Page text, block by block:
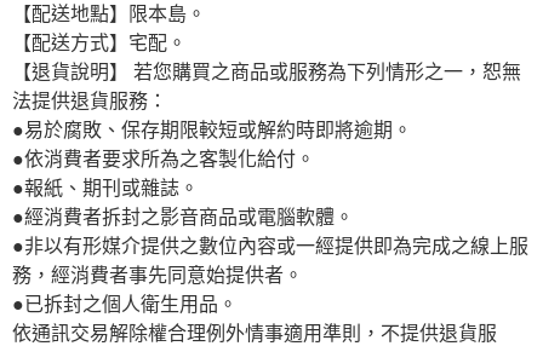
【配送地點】限本島。
【配送方式】宅配。
【退貨說明】 若您購買之商品或服務為下列情形之一，恕無
法提供退貨服務：
●易於腐敗、保存期限較短或解約時即將逾期。
●依消費者要求所為之客製化給付。
●報紙、期刊或雜誌。
●經消費者拆封之影音商品或電腦軟體。
●非以有形媒介提供之數位內容或一經提供即為完成之線上服
務，經消費者事先同意始提供者。
●已拆封之個人衛生用品。
依通訊交易解除權合理例外情事適用準則，不提供退貨服